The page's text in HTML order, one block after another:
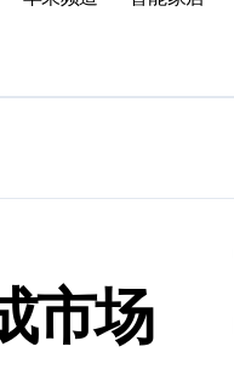
市场